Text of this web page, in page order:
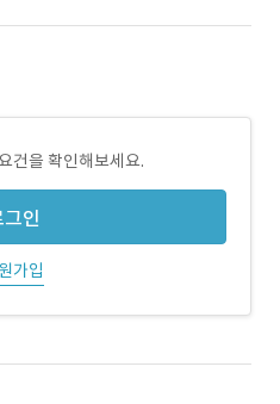
건을 확인해보세요.
그인
가입